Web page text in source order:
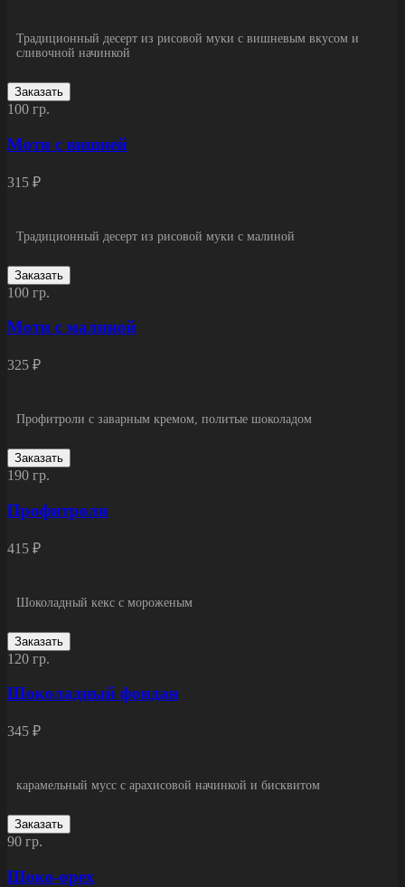
Традиционный десерт из рисовой муки с вишневым вкусом и
сливочной начинкой
Заказать
100 гр.
Моти с вишней
315 ₽
Традиционный десерт из рисовой муки с малиной
Заказать
100 гр.
Моти с малиной
325 ₽
Профитроли с заварным кремом, политые шоколадом
Заказать
190 гр.
Профитроли
415 ₽
Шоколадный кекс с мороженым
Заказать
120 гр.
Шоколадный фондан
345 ₽
карамельный мусс с арахисовой начинкой и бисквитом
Заказать
90 гр.
Шоко-орех